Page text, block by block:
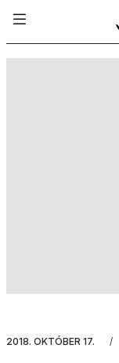
2018. OKTÓBER 17. /